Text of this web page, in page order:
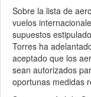
Sobre la lista de
vuelos
supuestos
Torres ha
aceptado que los
sean autorizados
oportunas medidas